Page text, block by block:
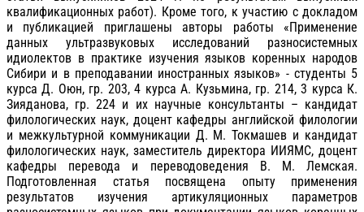
квалификационных работ). Кроме того, к участию с докладом
и публикацией приглашены авторы работы «Применение
данных ультразвуковых исследований разносистемных
идиолектов в практике изучения языков коренных народов
Сибири и в преподавании иностранных языков» - студенты 5
курса Д. Оюн, гр. 203, 4 курса А. Кузьмина, гр. 214, 3 курса К.
Зияданова, гр. 224 и их научные консультанты – кандидат
филологических наук, доцент кафедры английской филологии
и межкультурной коммуникации Д. М. Токмашев и кандидат
филологических наук, заместитель директора ИИЯМС, доцент
кафедры перевода и переводоведения В. М. Лемская.
Подготовленная статья посвящена опыту применения
результатов изучения артикуляционных параметров